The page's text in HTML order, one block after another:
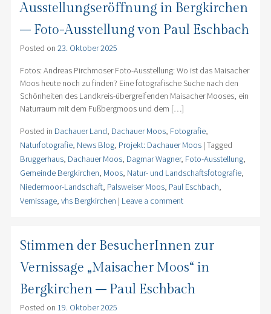
Ausstellungseröffnung in Bergkirchen
– Foto-Ausstellung von Paul Eschbach
Posted on 23. Oktober 2025
Fotos: Andreas Pirchmoser Foto-Ausstellung: Wo ist das Maisacher
Moos heute noch zu finden? Eine fotografische Suche nach den
Schönheiten des Landkreis-übergreifenden Maisacher Mooses, ein
Naturraum mit dem Fußbergmoos und dem […]
Posted in Dachauer Land, Dachauer Moos, Fotografie,
Naturfotografie, News Blog, Projekt: Dachauer Moos | Tagged
Bruggerhaus, Dachauer Moos, Dagmar Wagner, Foto-Ausstellung,
Gemeinde Bergkirchen, Moos, Natur- und Landschaftsfotografie,
Niedermoor-Landschaft, Palsweiser Moos, Paul Eschbach,
Vernissage, vhs Bergkirchen | Leave a comment
Stimmen der BesucherInnen zur
Vernissage „Maisacher Moos“ in
Bergkirchen – Paul Eschbach
Posted on 19. Oktober 2025